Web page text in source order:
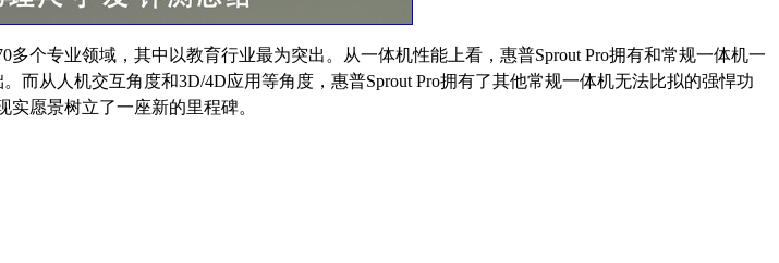
多个专业领域，其中以教育行业最为突出。从一体机性能上看，惠普Sprout Pro拥有和常规一体机一
而从人机交互角度和3D/4D应用等角度，惠普Sprout Pro拥有了其他常规一体机无法比拟的强悍功
实愿景树立了一座新的里程碑。